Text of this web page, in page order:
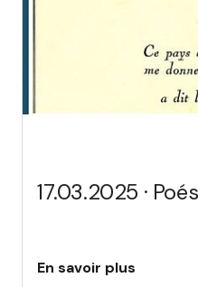
17.03.2025 ·
En savoir plus